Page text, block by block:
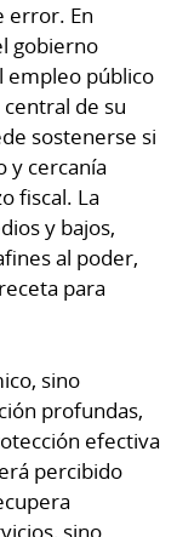
error. En
gobierno
empleo público
de su
sostenerse si
y cercanía
fiscal. La
y bajos,
al poder,
para
sino
profundas,
efectiva
percibido
sino